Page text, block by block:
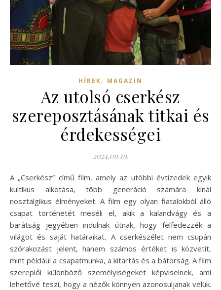
HÍREK, MAGAZIN
Az utolsó cserkész
szereposztásának titkai és
érdekességei
2024.09.19.
A „Cserkész” című film, amely az utóbbi évtizedek egyik
kultikus alkotása, több generáció számára kínál
nosztalgikus élményeket. A film egy olyan fiatalokból álló
csapat történetét meséli el, akik a kalandvágy és a
barátság jegyében indulnak útnak, hogy felfedezzék a
világot és saját határaikat. A cserkészélet nem csupán
szórakozást jelent, hanem számos értéket is közvetít,
mint például a csapatmunka, a kitartás és a bátorság. A film
szereplői különböző személyiségeket képviselnek, ami
lehetővé teszi, hogy a nézők könnyen azonosuljanak velük.